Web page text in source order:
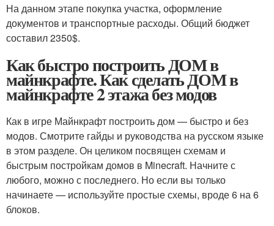
На данном этапе покупка участка, оформление
документов и транспортные расходы. Общий бюджет
составил 2350$.
Как быстро построить ДОМ в
майнкрафте. Как сделать ДОМ в
майнкрафте 2 этажа без модов
Как в игре Майнкрафт построить дом — быстро и без
модов. Смотрите гайды и руководства на русском языке
в этом разделе. Он целиком посвящен схемам и
быстрым постройкам домов в Minecraft. Начните с
любого, можно с последнего. Но если вы только
начинаете — используйте простые схемы, вроде 6 на 6
блоков.